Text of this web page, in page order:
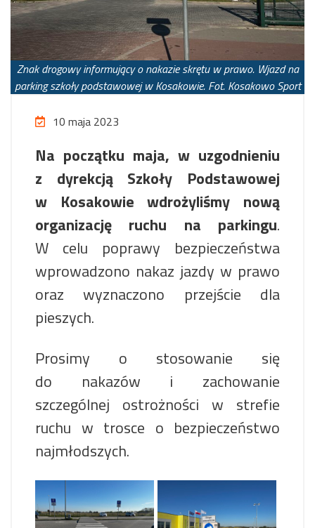
Znak drogowy informujący o nakazie skrętu w prawo. Wjazd na
parking szkoły podstawowej w Kosakowie. Fot. Kosakowo Sport
10 maja 2023
Na początku maja, w uzgodnieniu
z dyrekcją Szkoły Podstawowej
w Kosakowie wdrożyliśmy nową
organizację ruchu na parkingu.
W celu poprawy bezpieczeństwa
wprowadzono nakaz jazdy w prawo
oraz wyznaczono przejście dla
pieszych.
Prosimy o stosowanie się
do nakazów i zachowanie
szczególnej ostrożności w strefie
ruchu w trosce o bezpieczeństwo
najmłodszych.